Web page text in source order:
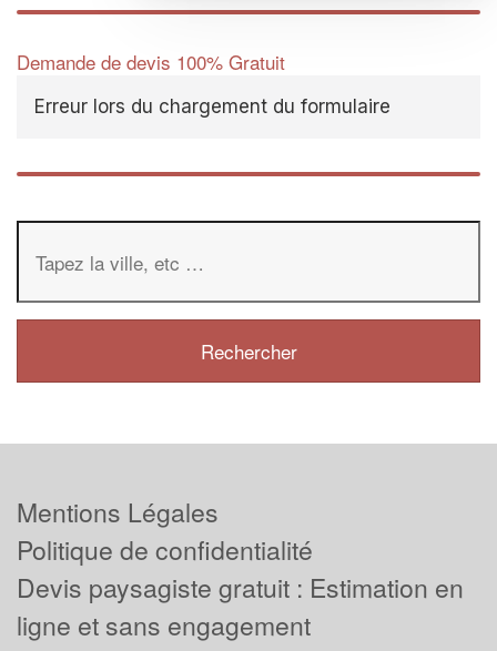
Demande de devis 100% Gratuit
Erreur lors du chargement du formulaire
Mentions Légales
Politique de confidentialité
Devis paysagiste gratuit : Estimation en
ligne et sans engagement